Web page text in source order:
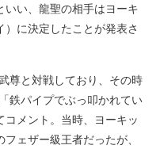
いい、龍聖の相手はヨーキ
に決定したことが発表さ
尊と対戦しており、その時
鉄パイプでぶっ叩かれてい
メント。当時、ヨーキッ
ェザー級王者だったが、